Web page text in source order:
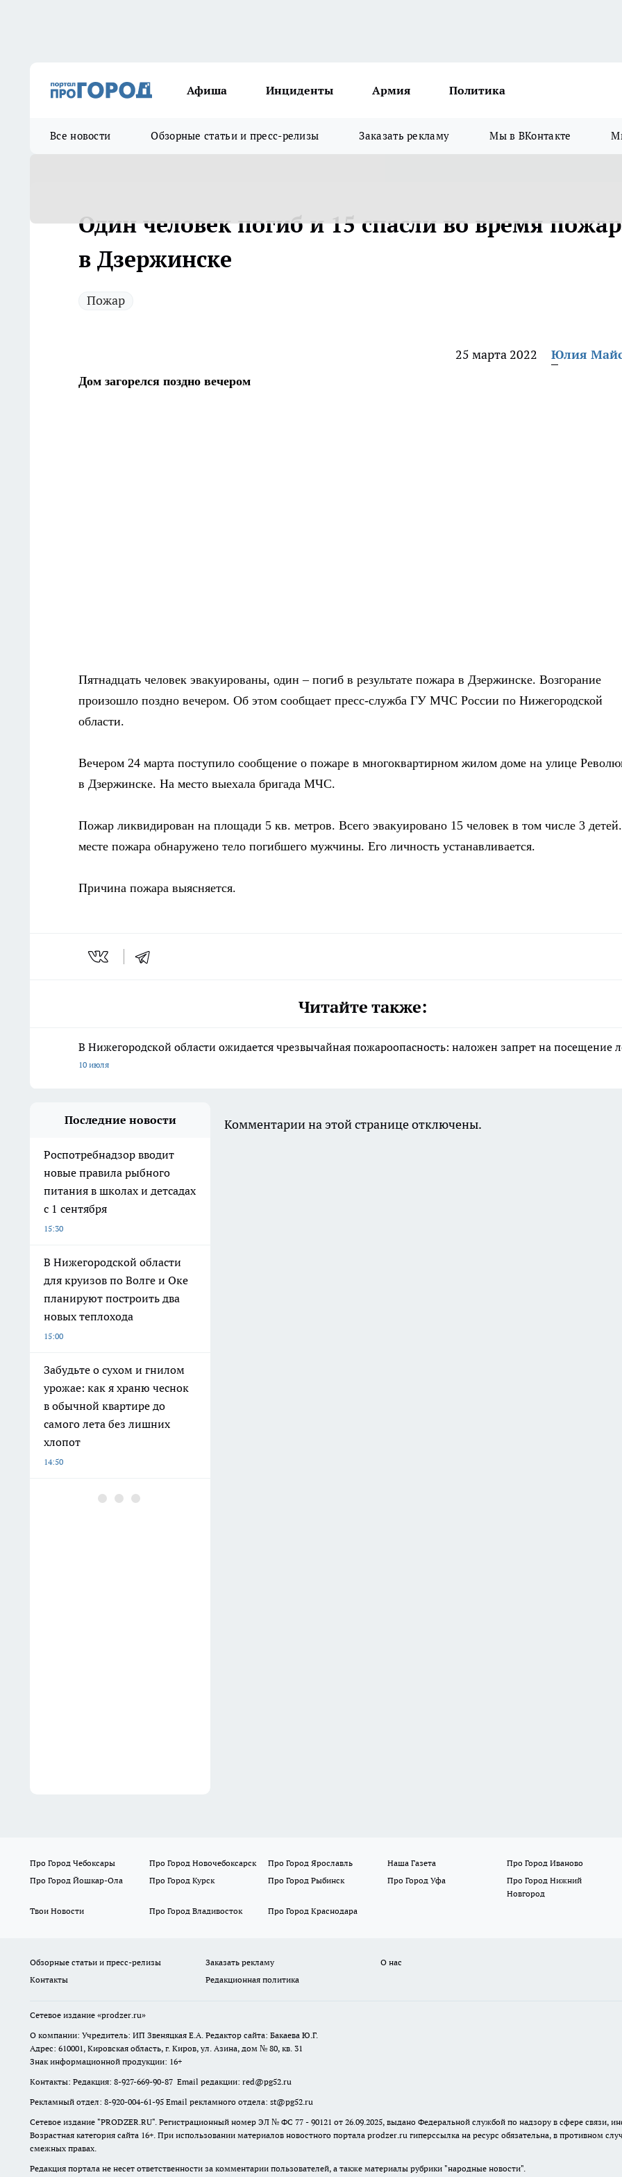
Афиша Инциденты Армия Политика
Все новости Обзорные статьи и пресс-релизы Заказать рекламу Мы в ВКонтакте
Один человек погиб и 15 спасли во время
в Дзержинске
Пожар
25 марта 2022 Юлия
Дом загорелся поздно вечером
Пятнадцать человек эвакуированы, один – погиб в результате пожара в Дзержинске. Возгорание
произошло поздно вечером. Об этом сообщает пресс-служба ГУ МЧС России по Нижегородской
области.
Вечером 24 марта поступило сообщение о пожаре в многоквартирном жилом доме на улице
в Дзержинске. На место выехала бригада МЧС.
Пожар ликвидирован на площади 5 кв. метров. Всего эвакуировано 15 человек в том числе 3
месте пожара обнаружено тело погибшего мужчины. Его личность устанавливается.
Причина пожара выясняется.
Читайте также:
В Нижегородской области ожидается чрезвычайная пожароопасность: наложен запрет на посещение
10 июля
Последние новости
Роспотребнадзор вводит
новые правила рыбного
питания в школах и детсадах
с 1 сентября
15:30
В Нижегородской области
для круизов по Волге и Оке
планируют построить два
новых теплохода
15:00
Забудьте о сухом и гнилом
урожае: как я храню чеснок
в обычной квартире до
самого лета без лишних
хлопот
14:50
Комментарии на этой странице отключены.
Про Город Чебоксары Про Город Новочебоксарск Про Город Ярославль Наша Газета
Про Город Иваново
Про Город Йошкар-Ола
Про Город Курск Про Город Рыбинск Про Город Уфа
Про Город Нижний
Новгород
Твои Новости
Про Город Владивосток Про Город Краснодара
Обзорные статьи и пресс-релизы Заказать рекламу
О нас
Контакты
Редакционная политика
Сетевое издание «prodzer.ru»
О компании: Учредитель: ИП Звеняцкая Е.А. Редактор сайта: Бакаева Ю.Г.
Адрес: 610001, Кировская область, г. Киров, ул. Азина, дом № 80, кв. 31
Знак информационной продукции: 16+
Контакты: Редакция: 8-927-669-90-87 Email редакции: red@pg52.ru
Рекламный отдел: 8-920-004-61-95 Email рекламного отдела: st@pg52.ru
Сетевое издание "PRODZER.RU". Регистрационный номер ЭЛ № ФС 77 - 90121 от 26.09.2025, выдано Федеральной службой по надзору в сфере связи,
Возрастная категория сайта 16+. При использовании материалов новостного портала prodzer.ru гиперссылка на ресурс обязательна, в противном
смежных правах.
Редакция портала не несет ответственности за комментарии пользователей, а также материалы рубрики "народные новости".